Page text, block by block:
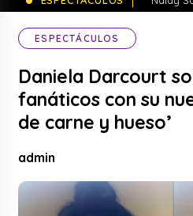
ESPECTÁCULOS
Daniela Darcourt
fanáticos con su
de carne y hueso’
admin